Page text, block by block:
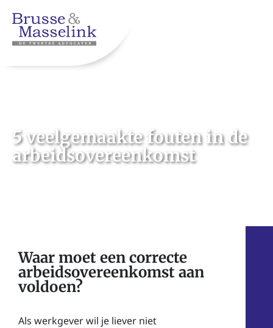
5 veelgemaakte fouten in de
arbeidsovereenkomst
Waar moet een correcte
arbeidsovereenkomst aan
voldoen?
Als werkgever wil je liever niet